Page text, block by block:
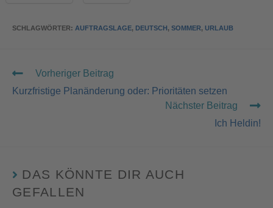
SCHLAGWÖRTER: AUFTRAGSLAGE, DEUTSCH, SOMMER, URLAUB
Vorheriger Beitrag
Kurzfristige Planänderung oder: Prioritäten setzen
Nächster Beitrag
Ich Heldin!
DAS KÖNNTE DIR AUCH
GEFALLEN